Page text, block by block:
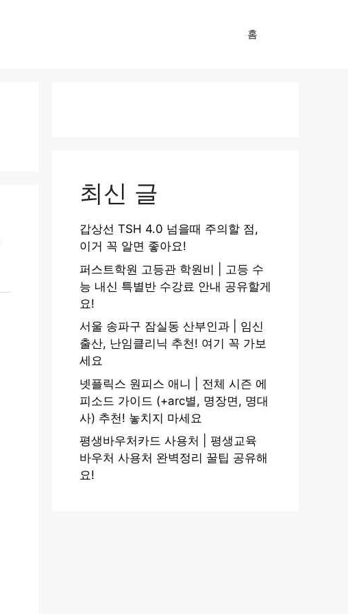
홈
최신 글
갑상선 TSH 4.0 넘을때 주의할 점,
이거 꼭 알면 좋아요!
퍼스트학원 고등관 학원비 | 고등 수
능 내신 특별반 수강료 안내 공유할게
요!
서울 송파구 잠실동 산부인과 | 임신
출산, 난임클리닉 추천! 여기 꼭 가보
세요
넷플릭스 원피스 애니 | 전체 시즌 에
피소드 가이드 (+arc별, 명장면, 명대
사) 추천! 놓치지 마세요
평생바우처카드 사용처 | 평생교육
바우처 사용처 완벽정리 꿀팁 공유해
요!